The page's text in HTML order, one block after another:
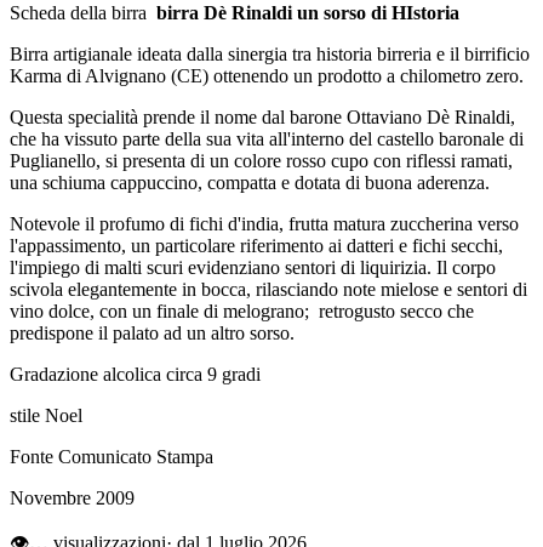
Scheda della birra birra Dè Rinaldi un sorso di HIstoria
Birra artigianale ideata dalla sinergia tra historia birreria e il birrificio
Karma di Alvignano (CE) ottenendo un prodotto a chilometro zero.
Questa specialità prende il nome dal barone Ottaviano Dè Rinaldi,
che ha vissuto parte della sua vita all'interno del castello baronale di
Puglianello, si presenta di un colore rosso cupo con riflessi ramati,
una schiuma cappuccino, compatta e dotata di buona aderenza.
Notevole il profumo di fichi d'india, frutta matura zuccherina verso
l'appassimento, un particolare riferimento ai datteri e fichi secchi,
l'impiego di malti scuri evidenziano sentori di liquirizia. Il corpo
scivola elegantemente in bocca, rilasciando note mielose e sentori di
vino dolce, con un finale di melograno; retrogusto secco che
predispone il palato ad un altro sorso.
Gradazione alcolica circa 9 gradi
stile Noel
Fonte Comunicato Stampa
Novembre 2009
👁… visualizzazioni· dal 1 luglio 2026